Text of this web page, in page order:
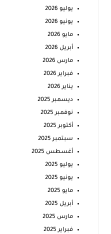
يوليو 2026
يونيو 2026
مايو 2026
أبريل 2026
مارس 2026
فبراير 2026
يناير 2026
ديسمبر 2025
نوفمبر 2025
أكتوبر 2025
سبتمبر 2025
أغسطس 2025
يوليو 2025
يونيو 2025
مايو 2025
أبريل 2025
مارس 2025
فبراير 2025